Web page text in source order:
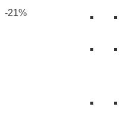
-21%